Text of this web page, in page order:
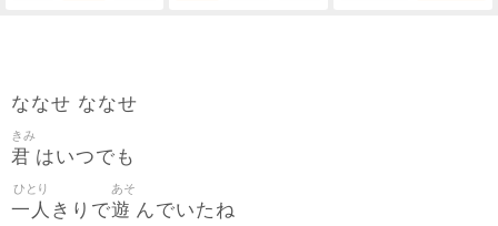
ななせ ななせ
君
きみ
はいつでも
一人
ひとり
きりで遊
あそ
んでいたね